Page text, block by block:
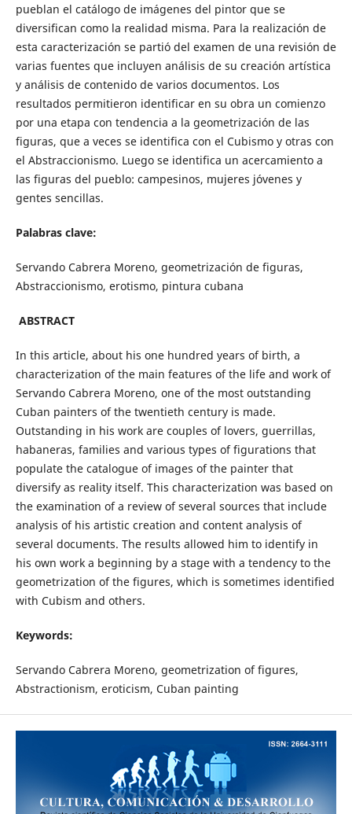
pueblan el catálogo de imágenes del pintor que se
diversifican como la realidad misma. Para la realización de
esta caracterización se partió del examen de una revisión de
varias fuentes que incluyen análisis de su creación artística
y análisis de contenido de varios documentos. Los
resultados permitieron identificar en su obra un comienzo
por una etapa con tendencia a la geometrización de las
figuras, que a veces se identifica con el Cubismo y otras con
el Abstraccionismo. Luego se identifica un acercamiento a
las figuras del pueblo: campesinos, mujeres jóvenes y
gentes sencillas.
Palabras clave:
Servando Cabrera Moreno, geometrización de figuras,
Abstraccionismo, erotismo, pintura cubana
ABSTRACT
In this article, about his one hundred years of birth, a
characterization of the main features of the life and work of
Servando Cabrera Moreno, one of the most outstanding
Cuban painters of the twentieth century is made.
Outstanding in his work are couples of lovers, guerrillas,
habaneras, families and various types of figurations that
populate the catalogue of images of the painter that
diversify as reality itself. This characterization was based on
the examination of a review of several sources that include
analysis of his artistic creation and content analysis of
several documents. The results allowed him to identify in
his own work a beginning by a stage with a tendency to the
geometrization of the figures, which is sometimes identified
with Cubism and others.
Keywords:
Servando Cabrera Moreno, geometrization of figures,
Abstractionism, eroticism, Cuban painting